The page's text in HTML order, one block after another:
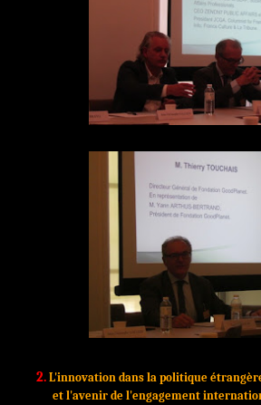
2. L'innovation dans la politique
et l'avenir de l'engagement